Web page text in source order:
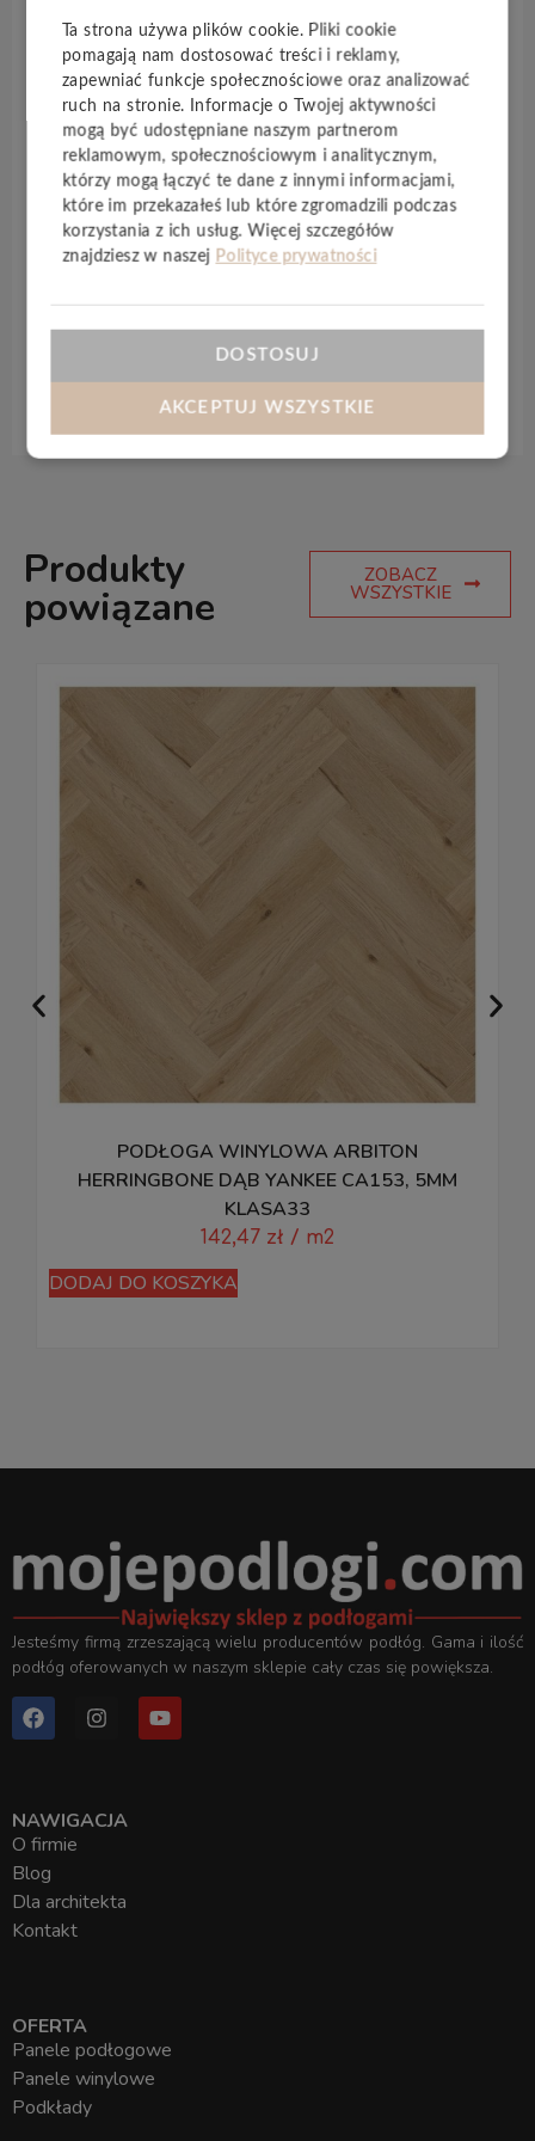
Specyfikacja techniczna
Poszczególne panele tego typu mają aż po 3 rzędy
lamelek. Optyczny podział każdej klepki wygląda
bardzo oryginalnie. Wzór, jaki otrzymuje się po
położeniu całej podłogi, jest dość gęsty. 3-lamelowe
panele z dębu czy jesionu dodają wnętrzu ciepłego
charakteru. Dodatkowo kupując podłogę marki
Barlinek wspierasz ekologięponieważ producent
sadzi1 drzewo za każdą sprzedaną paczkę paneli
do biura.
Produkty
powiązane
ZOBACZ
WSZYSTKIE
PODŁOGA WINYLOWA ARBITON
HERRINGBONE DĄB YANKEE CA153, 5MM
KLASA33
142,47 zł / m2
DODAJ DO KOSZYKA
Jesteśmy firmą zrzeszającą wielu producentów podłóg. Gama i ilość
podłóg oferowanych w naszym sklepie cały czas się powiększa.
NAWIGACJA
O firmie
Blog
Dla architekta
Kontakt
OFERTA
Panele podłogowe
Panele winylowe
Podkłady
Ta strona używa plików cookie. Pliki cookie
pomagają nam dostosować treści i reklamy,
zapewniać funkcje społecznościowe oraz analizować
ruch na stronie. Informacje o Twojej aktywności
mogą być udostępniane naszym partnerom
reklamowym, społecznościowym i analitycznym,
którzy mogą łączyć te dane z innymi informacjami,
które im przekazałeś lub które zgromadzili podczas
korzystania z ich usług. Więcej szczegółów
znajdziesz w naszej Polityce prywatności
DOSTOSUJ
AKCEPTUJ WSZYSTKIE